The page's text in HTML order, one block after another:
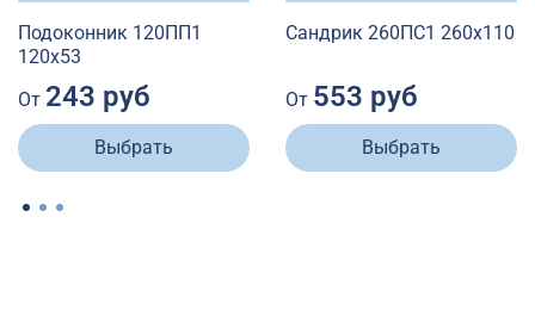
Подоконник 120ПП1
120х53
От 243 руб
Выбрать
Сандрик 260ПС1 260х110
От 553 руб
Выбрать